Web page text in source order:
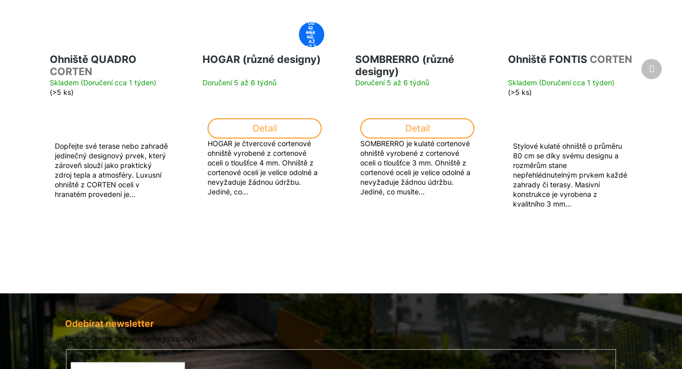
Ohniště QUADRO
CORTEN
Skladem (Doručení cca 1 týden)
(>5 ks)
Dopřejte své terase nebo zahradě
jedinečný designový prvek, který
zároveň slouží jako praktický
zdroj tepla a atmosféry. Luxusní
ohniště z CORTEN oceli v
hranatém provedení je...
OD
12
663
KČ
AŽ
–2 %
HOGAR (různé designy)
Doručení 5 až 6 týdnů
Detail
HOGAR je čtvercové cortenové
ohniště vyrobené z cortenové
oceli o tloušťce 4 mm. Ohniště z
cortenové oceli je velice odolné a
nevyžaduje žádnou údržbu.
Jediné, co...
SOMBRERRO (různé
designy)
Doručení 5 až 6 týdnů
Detail
SOMBRERRO je kulaté cortenové
ohniště vyrobené z cortenové
oceli o tloušťce 3 mm. Ohniště z
cortenové oceli je velice odolné a
nevyžaduje žádnou údržbu.
Jediné, co musíte...
Ohniště FONTIS CORTEN
Skladem (Doručení cca 1 týden)
(>5 ks)
Stylové kulaté ohniště o průměru
80 cm se díky svému designu a
rozměrům stane
nepřehlédnutelným prvkem každé
zahrady či terasy. Masivní
konstrukce je vyrobena z
kvalitního 3 mm...
Další
produkt
Odebírat newsletter
Nezmeškejte žádné novinky či slevy!
E-mail